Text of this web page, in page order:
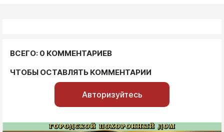
ВСЕГО: 0 КОММЕНТАРИЕВ
ЧТОБЫ ОСТАВЛЯТЬ КОММЕНТАРИИ
Авторизуйтесь